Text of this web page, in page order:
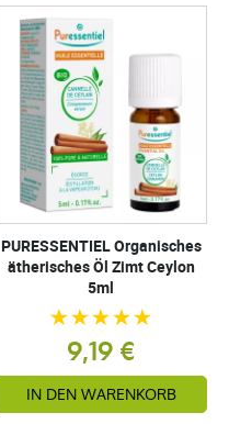
PURESSENTIEL Organisches
ätherisches Öl Zimt Ceylon
5ml
9,19 €
IN DEN WARENKORB